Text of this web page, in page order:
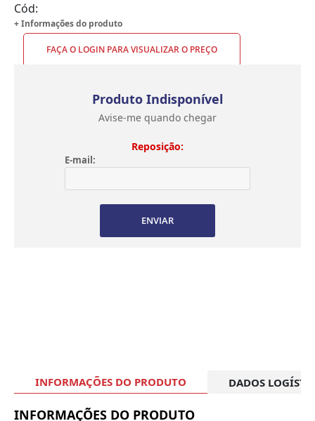
Cód:
+ Informações do produto
FAÇA O LOGIN PARA VISUALIZAR O PREÇO
Produto Indisponível
Avise-me quando chegar
Reposição:
E-mail:
ENVIAR
INFORMAÇÕES DO PRODUTO DADOS
INFORMAÇÕES DO PRODUTO